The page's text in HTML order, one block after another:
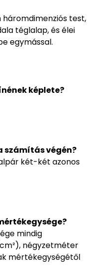
test,
téglalap, és élei
egymással.
képlete?
számítás végén?
két-két azonos
mindig
négyzetméter
mértékegységétől